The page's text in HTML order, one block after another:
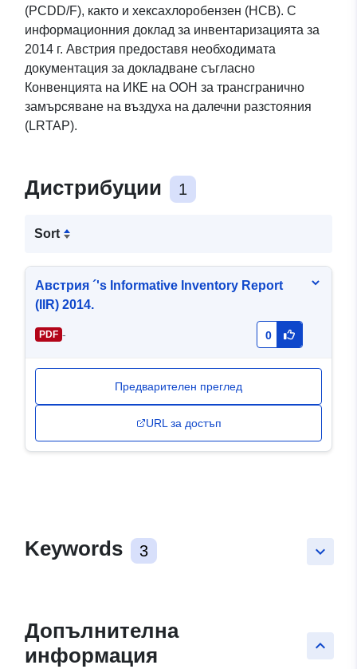
(PCDD/F), както и хексахлоробензен (HCB). С
информационния доклад за инвентаризацията за
2014 г. Австрия предоставя необходимата
документация за докладване съгласно
Конвенцията на ИКЕ на ООН за трансгранично
замърсяване на въздуха на далечни разстояния
(LRTAP).
Дистрибуции 1
Sort
Австрия ´'s Informative Inventory Report
(IIR) 2014.
PDF - 0
Предварителен преглед
URL за достъп
keyboard_arrow_down
Keywords 3
keyboard_arrow_up
Допълнителна
информация